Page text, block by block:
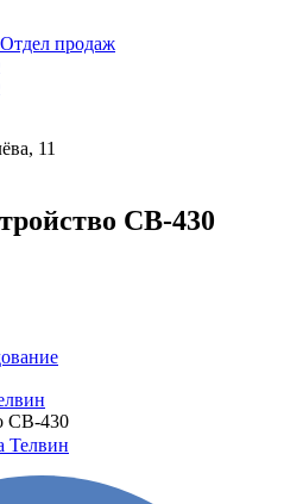
Отдел продаж
11
CB-430
CB-430
Телвин